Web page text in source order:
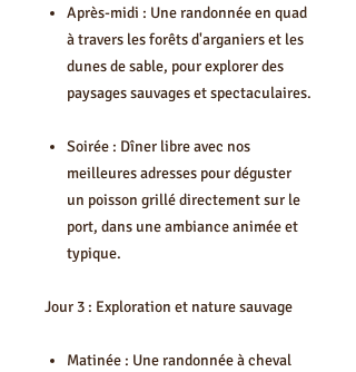
Après-midi : Une randonnée en quad
à travers les forêts d'arganiers et les
dunes de sable, pour explorer des
paysages sauvages et spectaculaires.
Soirée : Dîner libre avec nos
meilleures adresses pour déguster
un poisson grillé directement sur le
port, dans une ambiance animée et
typique.
Jour 3 : Exploration et nature sauvage
Matinée : Une randonnée à cheval